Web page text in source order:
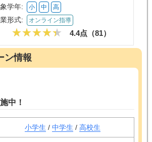
学年: 小 中 高
ン情報